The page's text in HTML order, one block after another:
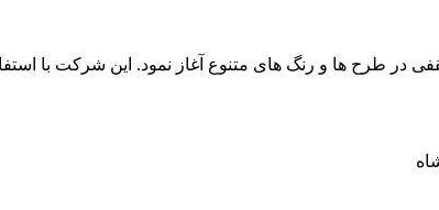
خود را از سال 1400 و با تولید تایل های سقفی در طرح ها و رنگ های متنوع